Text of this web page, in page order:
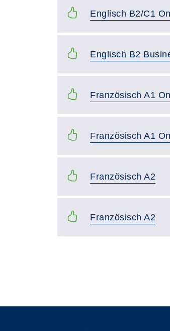
Englisch B2/C1
Englisch B2
Französisch A1
Französisch A1
Französisch A2
Französisch A2